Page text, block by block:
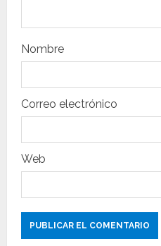
t
r
a
d
a
s
Nombre
Correo electrónico
Web